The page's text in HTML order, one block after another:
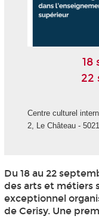
18
22
Centre culturel
2, Le Château -
Du 18 au 22
des arts et métiers
exceptionnel
de Cerisy. Une